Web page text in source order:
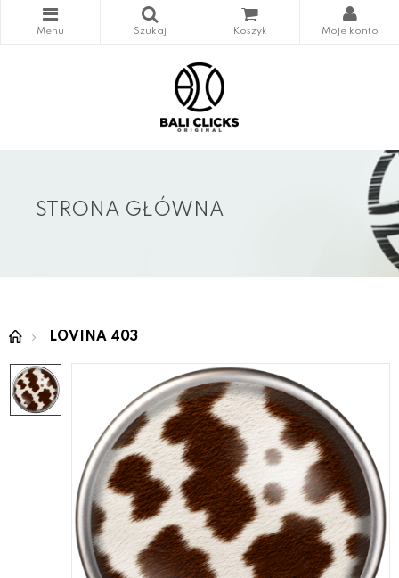
STRONA GŁÓWNA
LOVINA 403